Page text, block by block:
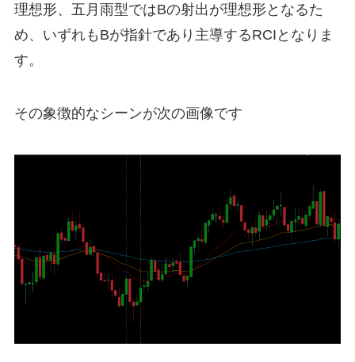
理想形、五月雨型ではBの射出が理想形となるた
め、いずれもBが指針であり主導するRCIとなりま
す。
その象徴的なシーンが次の画像です